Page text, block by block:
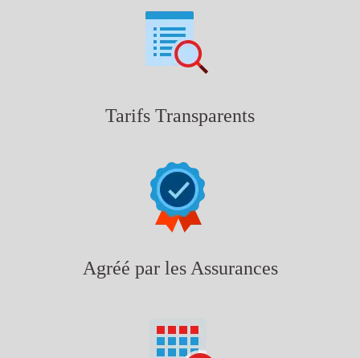
Tarifs Transparents
Agréé par les Assurances